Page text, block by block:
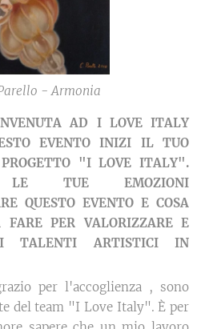
- Armonia
AD I LOVE ITALY
EVENTO INIZI IL TUO
PROGETTO "I LOVE ITALY".
LE TUE EMOZIONI
QUESTO EVENTO E COSA
FARE PER VALORIZZARE E
I TALENTI ARTISTICI IN
per l'accoglienza , sono
del team "I Love Italy". È per